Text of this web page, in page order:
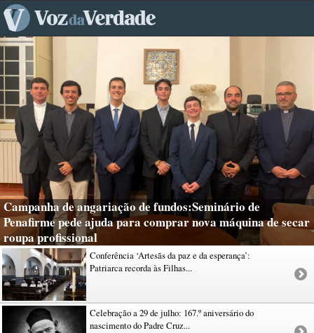
Campanha de angariação de fundos:Seminário de
Penafirme pede ajuda para comprar nova máquina de secar
roupa profissional
Conferência ‘Artesãs da paz e da esperança’:
Patriarca recorda às Filhas...
Celebração a 29 de julho: 167.º aniversário do
nascimento do Padre Cruz...